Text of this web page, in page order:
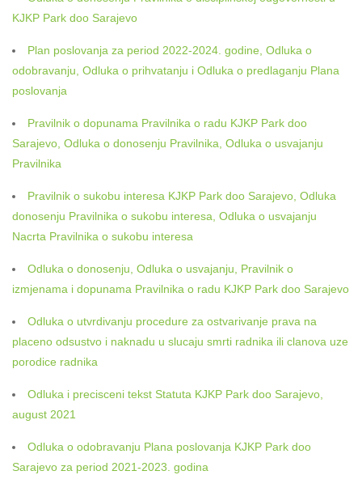
KJKP Park doo Sarajevo
Plan poslovanja za period 2022-2024. godine, Odluka o
odobravanju, Odluka o prihvatanju i Odluka o predlaganju Plana
poslovanja
Pravilnik o dopunama Pravilnika o radu KJKP Park doo
Sarajevo, Odluka o donosenju Pravilnika, Odluka o usvajanju
Pravilnika
Pravilnik o sukobu interesa KJKP Park doo Sarajevo, Odluka
donosenju Pravilnika o sukobu interesa, Odluka o usvajanju
Nacrta Pravilnika o sukobu interesa
Odluka o donosenju, Odluka o usvajanju, Pravilnik o
izmjenama i dopunama Pravilnika o radu KJKP Park doo Sarajevo
Odluka o utvrdivanju procedure za ostvarivanje prava na
placeno odsustvo i naknadu u slucaju smrti radnika ili clanova uze
porodice radnika
Odluka i precisceni tekst Statuta KJKP Park doo Sarajevo,
august 2021
Odluka o odobravanju Plana poslovanja KJKP Park doo
Sarajevo za period 2021-2023. godina